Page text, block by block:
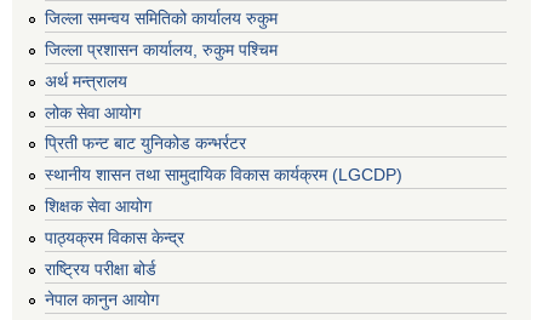
जिल्ला समन्वय समितिको कार्यालय रुकुम
जिल्ला प्रशासन कार्यालय, रुकुम पश्चिम
अर्थ मन्त्रालय
लोक सेवा आयोग
प्रिती फन्ट बाट युनिकोड कन्भर्रटर
स्थानीय शासन तथा सामुदायिक विकास कार्यक्रम (LGCDP)
शिक्षक सेवा आयोग
पाठ्यक्रम विकास केन्द्र
राष्ट्रिय परीक्षा बोर्ड
नेपाल कानुन आयोग